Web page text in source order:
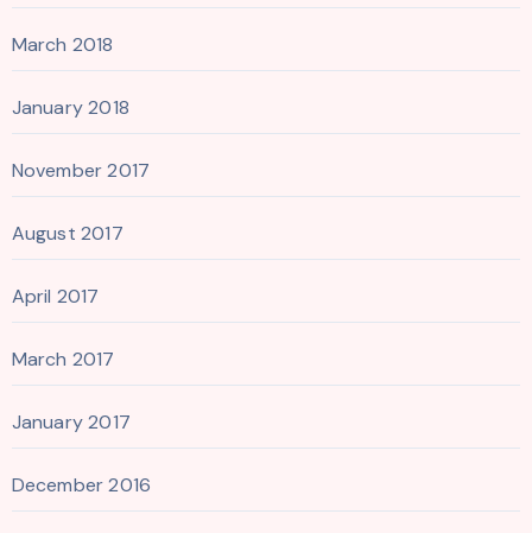
March 2018
January 2018
November 2017
August 2017
April 2017
March 2017
January 2017
December 2016